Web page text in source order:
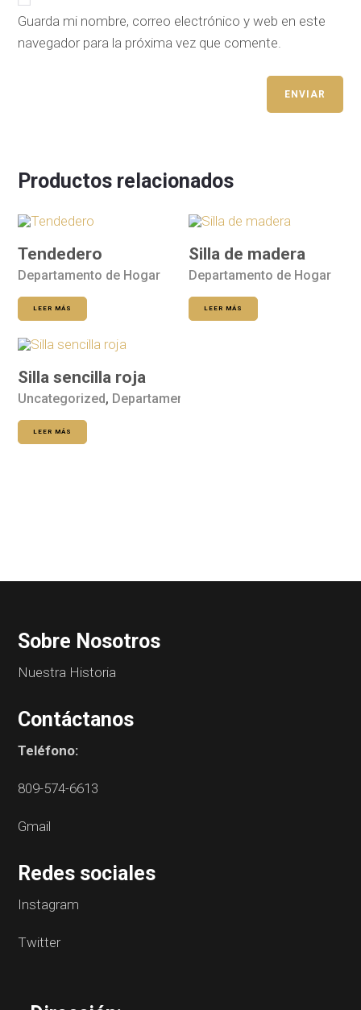
Guarda mi nombre, correo electrónico y web en este
navegador para la próxima vez que comente.
Productos relacionados
Tendedero
Departamento de Hogar
LEER MÁS
Silla de madera
Departamento de Hogar
LEER MÁS
Silla sencilla roja
Uncategorized, Departamento de Hogar
LEER MÁS
Sobre Nosotros
Nuestra Historia
Contáctanos
Teléfono:
809-574-6613
Gmail
Redes sociales
Instagram
Twitter